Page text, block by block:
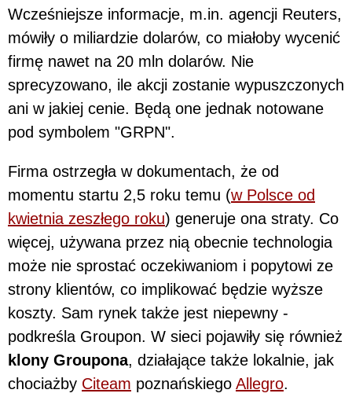
Wcześniejsze informacje, m.in. agencji Reuters,
mówiły o miliardzie dolarów, co miałoby wycenić
firmę nawet na 20 mln dolarów. Nie
sprecyzowano, ile akcji zostanie wypuszczonych
ani w jakiej cenie. Będą one jednak notowane
pod symbolem "GRPN".
Firma ostrzegła w dokumentach, że od
momentu startu 2,5 roku temu (w Polsce od
kwietnia zeszłego roku) generuje ona straty. Co
więcej, używana przez nią obecnie technologia
może nie sprostać oczekiwaniom i popytowi ze
strony klientów, co implikować będzie wyższe
koszty. Sam rynek także jest niepewny -
podkreśla Groupon. W sieci pojawiły się również
klony Groupona, działające także lokalnie, jak
chociażby Citeam poznańskiego Allegro.